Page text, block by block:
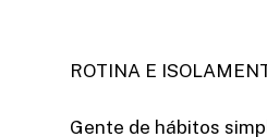
ROTINA E
Gente de hábitos